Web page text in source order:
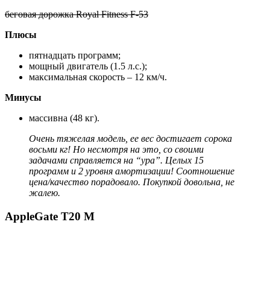
беговая дорожка Royal Fitness F-53
Плюсы
пятнадцать программ;
мощный двигатель (1.5 л.с.);
максимальная скорость – 12 км/ч.
Минусы
массивна (48 кг).
Очень тяжелая модель, ее вес достигает сорока
восьми кг! Но несмотря на это, со своими
задачами справляется на “ура”. Целых 15
программ и 2 уровня амортизации! Соотношение
цена/качество порадовало. Покупкой довольна, не
жалею.
AppleGate T20 М